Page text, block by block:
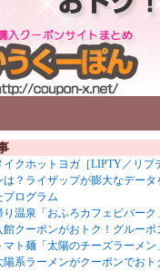
イクホットヨガ［LIPTY／リプ
は？ライザップが膨大なデータ
プログラム
り温泉「おふろカフェビバーク
館クーポンがおトク！グルーポ
マト麺「太陽のチーズラーメン
陽系ラーメンがクーポンでおト